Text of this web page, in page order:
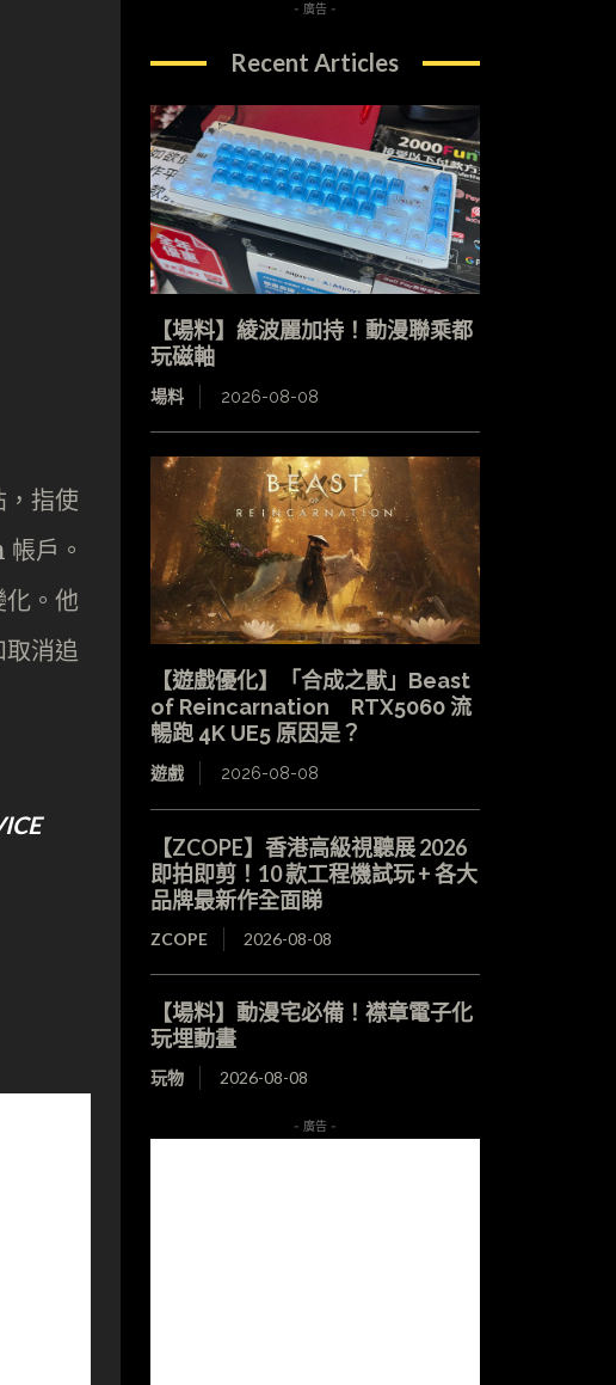
指使
戶。
。他
消追
- 廣告 -
Recent Articles
【場料】綾波麗加持！動漫聯乘都
玩磁軸
場料 2026-08-08
【遊戲優化】「合成之獸」Beast
of Reincarnation RTX5060 流
暢跑 4K UE5 原因是？
遊戲 2026-08-08
【ZCOPE】香港高級視聽展 2026
即拍即剪！10 款工程機試玩 + 各大
品牌最新作全面睇
ZCOPE 2026-08-08
【場料】動漫宅必備！襟章電子化
玩埋動畫
玩物 2026-08-08
- 廣告 -